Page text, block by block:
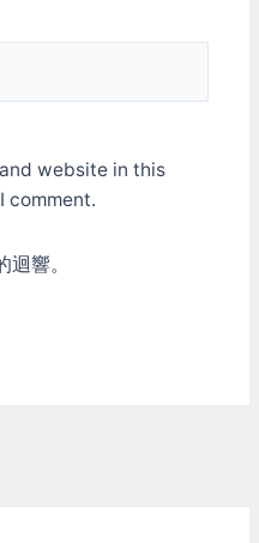
website in this
comment.
響。